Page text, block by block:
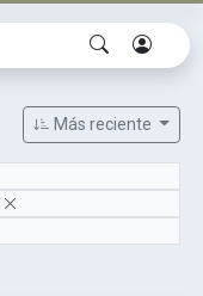
Más reciente